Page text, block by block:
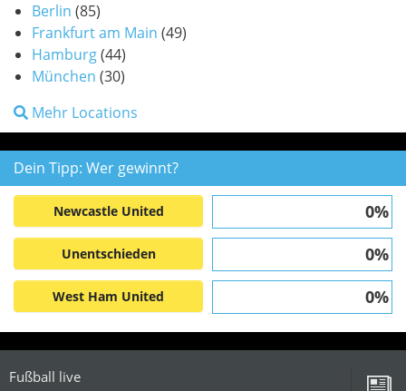
Berlin (85)
Frankfurt am Main (49)
Hamburg(44)
München (30)
Mehr Locations
Dein Tipp: Wer gewinnt?
Newcastle United 0%
Unentschieden 0%
West Ham United 0%
Fußball live